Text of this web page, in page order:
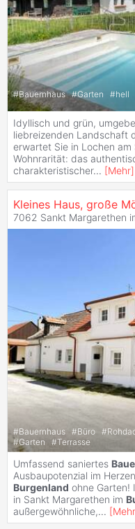
#Bauernhaus #Garten #hell
Idyllisch und grün,
liebreizenden Landschaft
erwartet Sie in Lochen
Wohnrarität: das
charakteristischer... [Mehr]
Kleines Haus, große
7062 Sankt Margarethen
#Bauernhaus #Büro #
#Garten #Terrasse
Umfassend saniertes
Ausbaupotenzial im
Burgenland ohne Garten!
in Sankt Margarethen im
außergewöhnliche,... [Mehr